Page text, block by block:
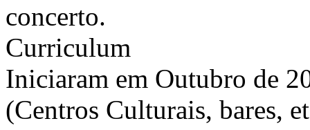
concerto.
Curriculum
Iniciaram em Outubro de
(Centros Culturais, bares,